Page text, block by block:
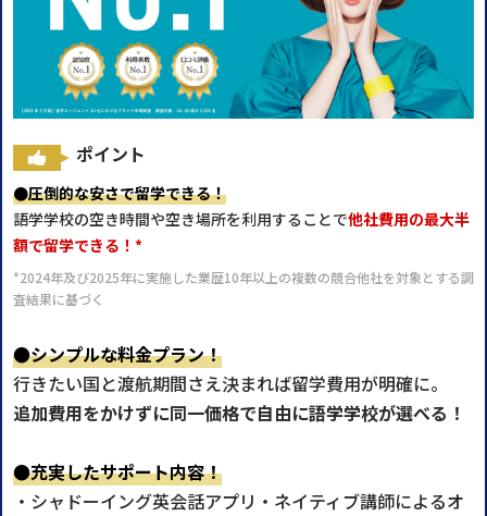
ポイント
●圧倒的な安さで留学できる！
語学学校の空き時間や空き場所を利用することで他社費用の最大半
額で留学できる！*
*2024年及び2025年に実施した業歴10年以上の複数の競合他社を対象とする調
査結果に基づく
●シンプルな料金プラン！
行きたい国と渡航期間さえ決まれば留学費用が明確に。
追加費用をかけずに同一価格で自由に語学学校が選べる！
●充実したサポート内容！
・シャドーイング英会話アプリ・ネイティブ講師によるオ